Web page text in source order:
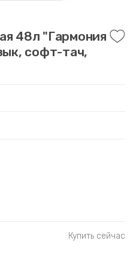
48л "Гармония
софт-тач,